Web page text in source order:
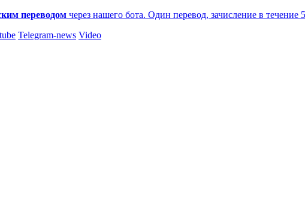
переводом через нашего бота. Один перевод, зачисление в течение
Telegram-news Video